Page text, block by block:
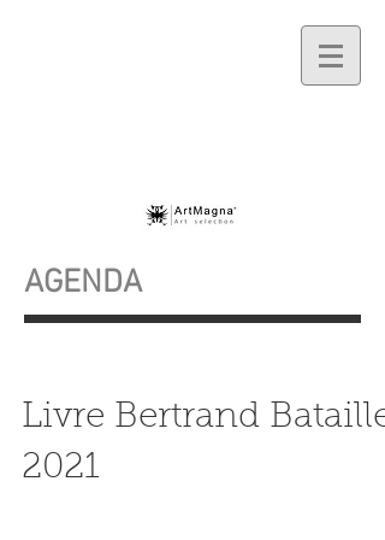
AGENDA
Livre Bertrand Bataille
2021